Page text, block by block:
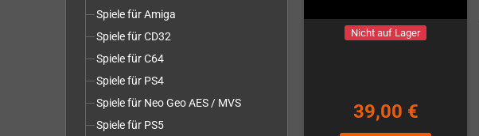
Spiele für Amiga
Spiele für CD32
Spiele für C64
Spiele für PS4
Spiele für Neo Geo AES / MVS
Spiele für PS5
Nicht auf Lager
39,00 €